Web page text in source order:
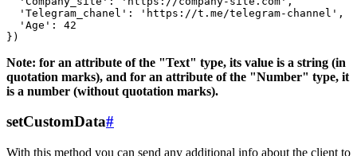
  'Telegram_chanel': 'https://t.me/telegram-channel',
  'Age': 42
Note: for an attribute of the "Text" type, its value is a string (in
quotation marks), and for an attribute of the "Number" type, it
is a number (without quotation marks).
setCustomData#
With this method you can send any additional info about the client to